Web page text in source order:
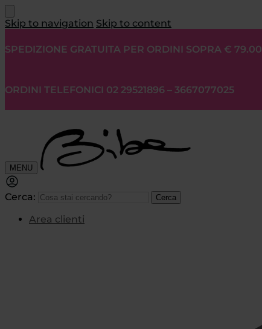
Skip to navigation Skip to content
SPEDIZIONE GRATUITA PER ORDINI SOPRA € 79.00
ORDINI TELEFONICI 02 29521896 – 3667077025
MENU
Cerca: Cerca
Area clienti